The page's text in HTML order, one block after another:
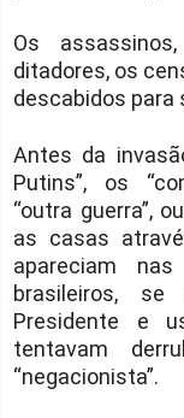
Os
ditadores, os
descabidos para
Antes da
Putins”, os
“outra guerra”,
as casas
apareciam
brasileiros,
Presidente e
tentavam
“negacionista”.